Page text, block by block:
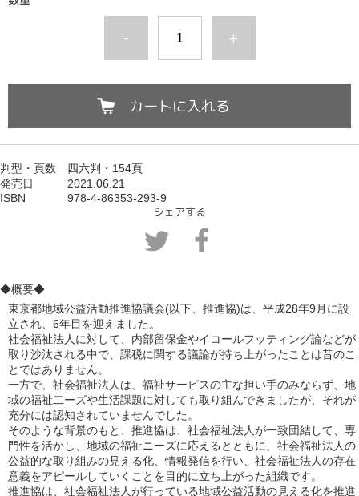
- +
カートに入れる
判型・頁数 四六判・154頁
発売日 2021.06.21
ISBN 978-4-86353-293-9
シェアする
◆概要◆
東京都地域公益活動推進協議会(以下、推進協)は、平成28年9月に設
立され、6年目を迎えました。
社会福祉法人に対して、内部留保金やイコールフッティング論などが
取り沙汰される中で、課税に関する議論が持ち上がったことは昔のこ
とではありません。
一方で、社会福祉法人は、福祉サービスの主な担い手のみならず、地
域の福祉二ーズや生活課題に対しても取り組んできましたが、それが
充分には認知されていませんでした。
そのような背景のもと、推進協は、社会福祉法人が一致団結して、専
門性を活かし、地域の福祉ニーズに応えるとともに、社会福祉法人の
公益的な取り組みの見える化、情報発信を行い、社会福祉法人の存在
意義をアピールしていくことを目的に立ち上がった組織です。
推進協は、社会福祉法人が行っている地域公益活動の見える化を推進